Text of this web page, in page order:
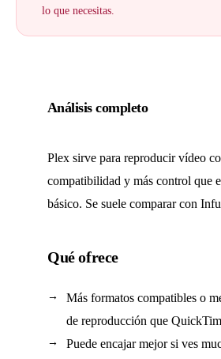
lo que necesitas.
Análisis completo
Plex sirve para reproducir vídeo
compatibilidad y más control que
básico. Se suele comparar con
Qué ofrece
Más formatos compatibles o
de reproducción que
Puede encajar mejor si ves